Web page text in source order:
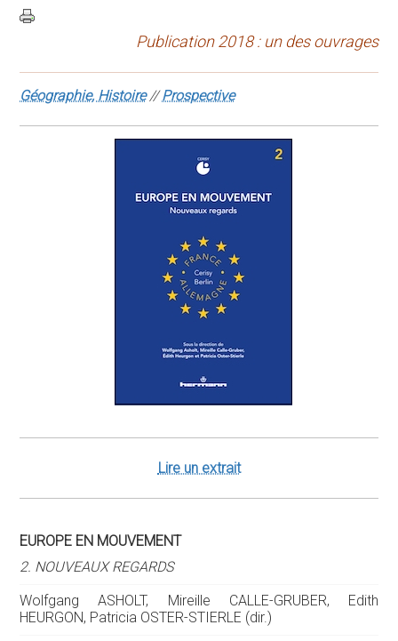
Publication 2018 : un des ouvrages
Géographie, Histoire//Prospective
Lire un extrait
EUROPE EN MOUVEMENT
2. NOUVEAUX REGARDS
Wolfgang ASHOLT, Mireille CALLE-GRUBER, Edith
HEURGON, Patricia OSTER-STIERLE (dir.)